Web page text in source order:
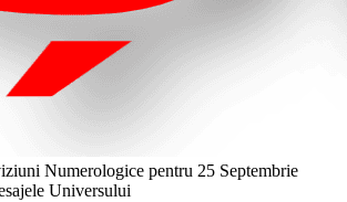
Numerologice pentru 25 Septembrie
Universului